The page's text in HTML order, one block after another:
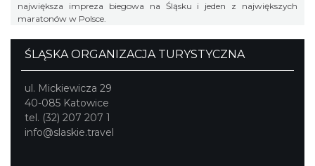
największa impreza biegowa na Śląsku i jeden z największych
maratonów w Polsce.
ŚLĄSKA ORGANIZACJA TURYSTYCZNA
ul. Mickiewicza 29
40-085 Katowice
tel. (32) 207 207 1
info@slaskie.travel